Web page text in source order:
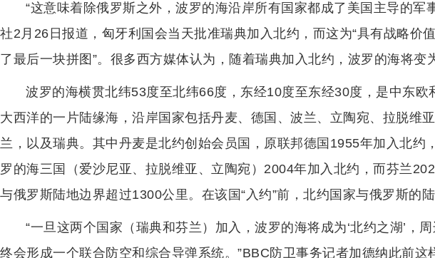
“这意味着除俄罗斯之外，波罗的海沿岸所有国家都成了美国主导的军
社2月26日报道，匈牙利国会当天批准瑞典加入北约，而这为“具有战略价
了最后一块拼图”。很多西方媒体认为，随着瑞典加入北约，波罗的海将变为
波罗的海横贯北纬53度至北纬66度，东经10度至东经30度，是中东欧
大西洋的一片陆缘海，沿岸国家包括丹麦、德国、波兰、立陶宛、拉脱维
兰，以及瑞典。其中丹麦是北约创始会员国，原联邦德国1955年加入北约
罗的海三国（爱沙尼亚、拉脱维亚、立陶宛）2004年加入北约，而芬兰
与俄罗斯陆地边界超过1300公里。在该国“入约”前，北约国家与俄罗斯的
“一旦这两个国家（瑞典和芬兰）加入，波罗的海将成为‘北约之湖’，
终会形成一个联合防空和综合导弹系统。”BBC防卫事务记者加德纳此前这